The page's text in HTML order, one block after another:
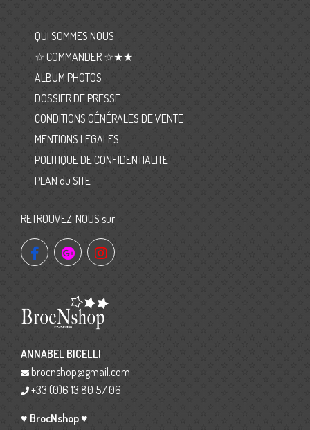
QUI SOMMES NOUS
☆ COMMANDER ☆★★
ALBUM PHOTOS
DOSSIER DE PRESSE
CONDITIONS GÉNÉRALES DE VENTE
MENTIONS LEGALES
POLITIQUE DE CONFIDENTIALITE
PLAN du SITE
RETROUVEZ-NOUS sur
ANNABEL BICELLI
brocnshop@gmail.com
+33 (0)6 13 80 57 06
♥ BrocNshop ♥